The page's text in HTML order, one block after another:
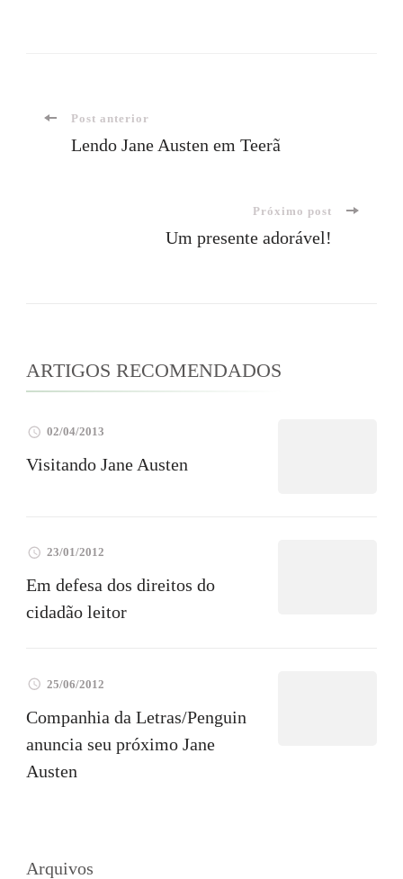
Navegação
Post anterior
Lendo Jane Austen em Teerã
Próximo post
Um presente adorável!
ARTIGOS RECOMENDADOS
02/04/2013
Visitando Jane Austen
23/01/2012
Em defesa dos direitos do
cidadão leitor
25/06/2012
Companhia da Letras/Penguin
anuncia seu próximo Jane
Austen
Arquivos